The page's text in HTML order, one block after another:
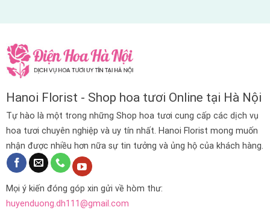
Hanoi Florist - Shop hoa tươi Online tại Hà Nội
Tự hào là một trong những Shop hoa tươi cung cấp các dịch vụ
hoa tươi chuyên nghiệp và uy tín nhất. Hanoi Florist mong muốn
nhận được nhiều hơn nữa sự tin tưởng và ủng hộ của khách hàng.
Mọi ý kiến đóng góp xin gửi về hòm thư:
huyenduong.dh111@gmail.com